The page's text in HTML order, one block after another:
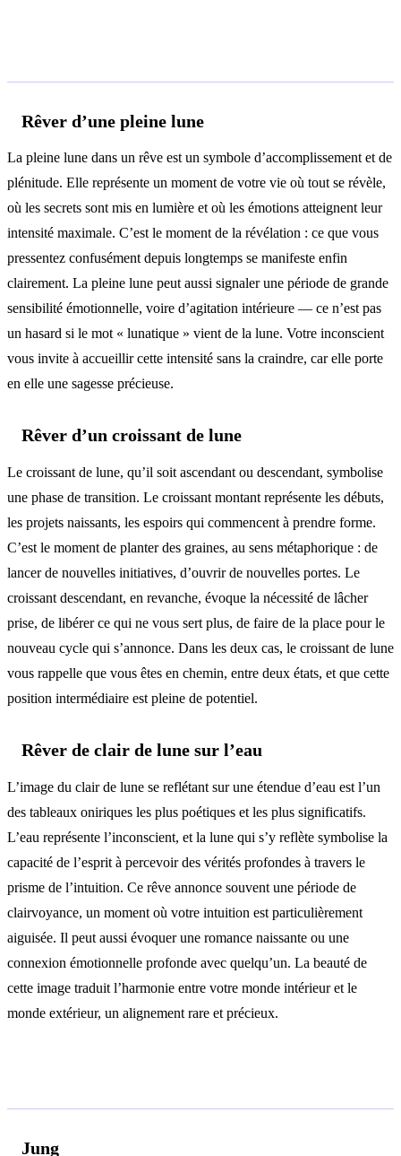
Rêver d’une pleine lune
La pleine lune dans un rêve est un symbole d’accomplissement et de
plénitude. Elle représente un moment de votre vie où tout se révèle,
où les secrets sont mis en lumière et où les émotions atteignent leur
intensité maximale. C’est le moment de la révélation : ce que vous
pressentez confusément depuis longtemps se manifeste enfin
clairement. La pleine lune peut aussi signaler une période de grande
sensibilité émotionnelle, voire d’agitation intérieure — ce n’est pas
un hasard si le mot « lunatique » vient de la lune. Votre inconscient
vous invite à accueillir cette intensité sans la craindre, car elle porte
en elle une sagesse précieuse.
Rêver d’un croissant de lune
Le croissant de lune, qu’il soit ascendant ou descendant, symbolise
une phase de transition. Le croissant montant représente les débuts,
les projets naissants, les espoirs qui commencent à prendre forme.
C’est le moment de planter des graines, au sens métaphorique : de
lancer de nouvelles initiatives, d’ouvrir de nouvelles portes. Le
croissant descendant, en revanche, évoque la nécessité de lâcher
prise, de libérer ce qui ne vous sert plus, de faire de la place pour le
nouveau cycle qui s’annonce. Dans les deux cas, le croissant de lune
vous rappelle que vous êtes en chemin, entre deux états, et que cette
position intermédiaire est pleine de potentiel.
Rêver de clair de lune sur l’eau
L’image du clair de lune se reflétant sur une étendue d’eau est l’un
des tableaux oniriques les plus poétiques et les plus significatifs.
L’eau représente l’inconscient, et la lune qui s’y reflète symbolise la
capacité de l’esprit à percevoir des vérités profondes à travers le
prisme de l’intuition. Ce rêve annonce souvent une période de
clairvoyance, un moment où votre intuition est particulièrement
aiguisée. Il peut aussi évoquer une romance naissante ou une
connexion émotionnelle profonde avec quelqu’un. La beauté de
cette image traduit l’harmonie entre votre monde intérieur et le
monde extérieur, un alignement rare et précieux.
Jung